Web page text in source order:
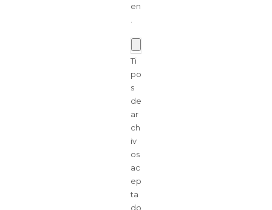
en
Ti
po
s
de
ar
ch
iv
os
ac
ep
ta
do